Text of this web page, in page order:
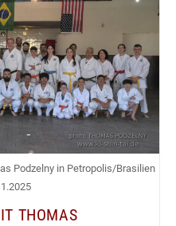
Podzelny in Petropolis/Brasilien
THOMAS